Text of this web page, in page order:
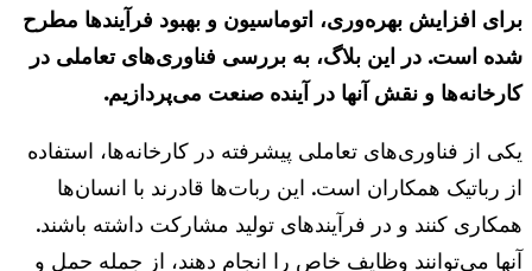
برای افزایش بهره‌وری، اتوماسیون و بهبود فرآیندها مطرح
شده است. در این بلاگ، به بررسی فناوری‌های تعاملی در
کارخانه‌ها و نقش آنها در آینده صنعت می‌پردازیم.
یکی از فناوری‌های تعاملی پیشرفته در کارخانه‌ها، استفاده
از رباتیک همکاران است. این ربات‌ها قادرند با انسان‌ها
همکاری کنند و در فرآیندهای تولید مشارکت داشته باشند.
آنها می‌توانند وظایف خاص را انجام دهند، از جمله حمل و